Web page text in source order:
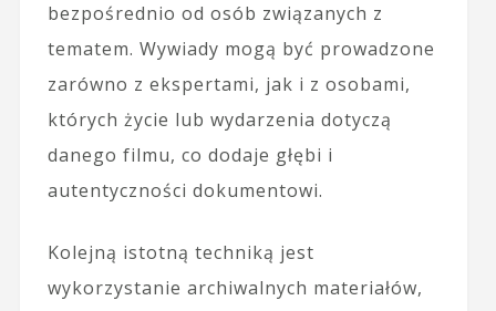
bezpośrednio od osób związanych z
tematem. Wywiady mogą być prowadzone
zarówno z ekspertami, jak i z osobami,
których życie lub wydarzenia dotyczą
danego filmu, co dodaje głębi i
autentyczności dokumentowi.
Kolejną istotną techniką jest
wykorzystanie archiwalnych materiałów,